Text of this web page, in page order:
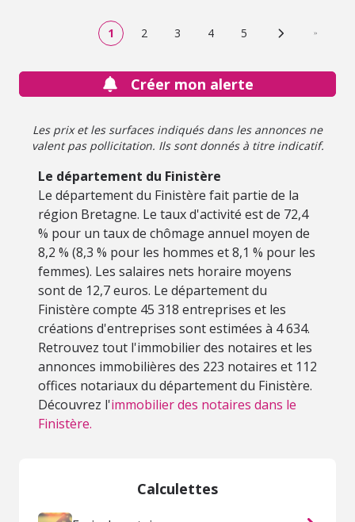
1 2 3 4 5 Page suivante
Créer mon alerte
Les prix et les surfaces indiqués dans les annonces ne
valent pas pollicitation. Ils sont donnés à titre indicatif.
Le département du Finistère
Le département du Finistère fait partie de la
région Bretagne. Le taux d'activité est de 72,4
% pour un taux de chômage annuel moyen de
8,2 % (8,3 % pour les hommes et 8,1 % pour les
femmes). Les salaires nets horaire moyens
sont de 12,7 euros. Le département du
Finistère compte 45 318 entreprises et les
créations d'entreprises sont estimées à 4 634.
Retrouvez tout l'immobilier des notaires et les
annonces immobilières des 223 notaires et 112
offices notariaux du département du Finistère.
Découvrez l'immobilier des notaires dans le
Finistère.
Calculettes